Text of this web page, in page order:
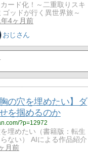
ード化！～二重取りスキ
ッドが行く異世界旅～
年4ヶ月前
おじさん
の穴を埋めたい】ダ
を掴めるのか
?p=12972
埋めたい（書籍版：転生
ない） AIによる作品紹介
月前